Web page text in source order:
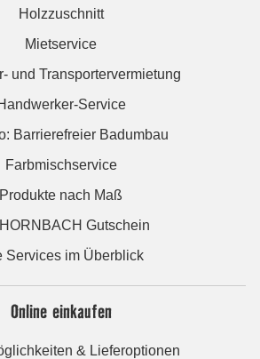
Holzzuschnitt
Mietservice
und Transportervermietung
Service
Barrierefreier Badumbau
Farbmischservice
Produkte nach Maß
Gutschein
Services im Überblick
Online einkaufen
& Lieferoptionen